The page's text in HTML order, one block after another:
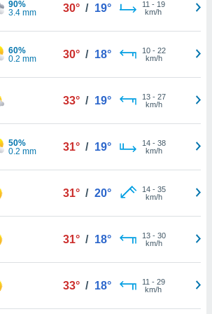
90%
3.4 mm
30° / 19° 11 - 19
km/h
60%
0.2 mm
30° / 18° 10- 22
km/h
33° / 19° 13- 27
km/h
50%
0.2 mm
31° / 19° 14- 38
km/h
31° / 20° 14- 35
km/h
31° / 18° 13- 30
km/h
33° / 18° 11 - 29
km/h